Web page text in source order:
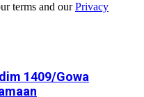
terms and ourPrivacy
1409/Gowa